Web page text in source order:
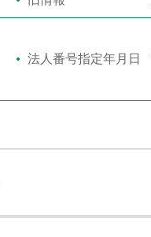
法人番号指定年月日